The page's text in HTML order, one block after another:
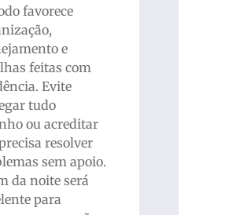
favorece
e
feitas com
Evite
tudo
ou acreditar
resolver
sem apoio.
da noite será
para